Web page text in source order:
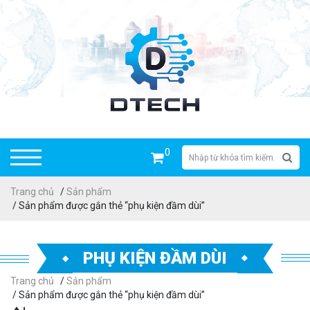
0
Trang chủ /Sản phẩm
/ Sản phẩm được gắn thẻ “phụ kiện đầm dùi”
PHỤ KIỆN ĐẦM DÙI
Trang chủ /Sản phẩm
/ Sản phẩm được gắn thẻ “phụ kiện đầm dùi”